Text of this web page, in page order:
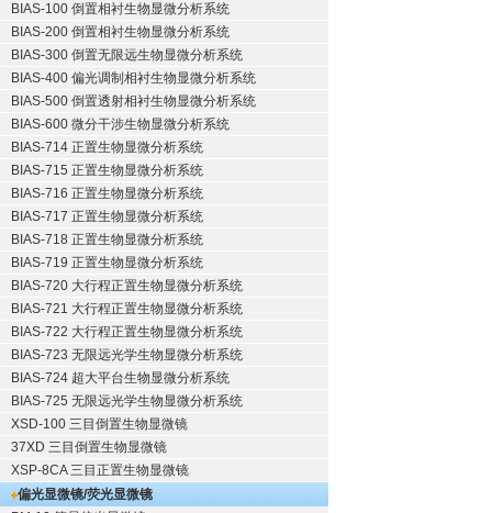
BIAS-100 倒置相衬生物显微分析系统
BIAS-200 倒置相衬生物显微分析系统
BIAS-300 倒置无限远生物显微分析系统
BIAS-400 偏光调制相衬生物显微分析系统
BIAS-500 倒置透射相衬生物显微分析系统
BIAS-600 微分干涉生物显微分析系统
BIAS-714 正置生物显微分析系统
BIAS-715 正置生物显微分析系统
BIAS-716 正置生物显微分析系统
BIAS-717 正置生物显微分析系统
BIAS-718 正置生物显微分析系统
BIAS-719 正置生物显微分析系统
BIAS-720 大行程正置生物显微分析系统
BIAS-721 大行程正置生物显微分析系统
BIAS-722 大行程正置生物显微分析系统
BIAS-723 无限远光学生物显微分析系统
BIAS-724 超大平台生物显微分析系统
BIAS-725 无限远光学生物显微分析系统
XSD-100 三目倒置生物显微镜
37XD 三目倒置生物显微镜
XSP-8CA 三目正置生物显微镜
偏光显微镜/荧光显微镜